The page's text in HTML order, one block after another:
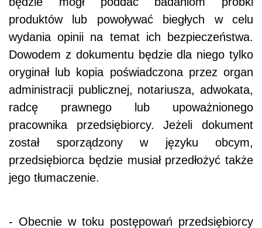
produktów lub powoływać biegłych w celu
wydania opinii na temat ich bezpieczeństwa.
Dowodem z dokumentu będzie dla niego tylko
oryginał lub kopia poświadczona przez organ
administracji publicznej, notariusza, adwokata,
radcę prawnego lub upoważnionego
pracownika przedsiębiorcy. Jeżeli dokument
został sporządzony w języku obcym,
przedsiębiorca będzie musiał przedłożyć także
jego tłumaczenie.
- Obecnie w toku postępowań przedsiębiorcy